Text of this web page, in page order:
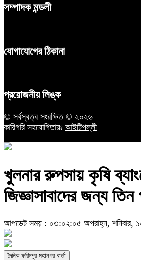
সম্পাদক মন্ডলী
যোগাযোগের ঠিকানা
প্রয়োজনীয় লিঙ্ক
© সর্বস্বত্ব সংরক্ষিত © ২০২৬
কারিগরি সহযোগিতায়ঃ আইটিপল্লী
খুলনার রুপসায় কৃষি
জিজ্ঞাসাবাদের জন্য তিন
আপডেট সময় : ০৩:০২:০৫ অপরাহ্ন, শনিবার,
দৈনিক ফরিদপুর মহানগর বার্তা